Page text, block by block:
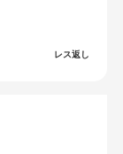
レス返し